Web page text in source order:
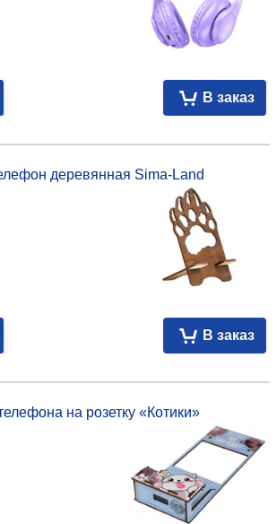
В заказ
деревянная Sima-Land
В заказ
на розетку «Котики»